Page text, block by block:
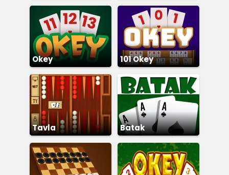
Battı
Okey 101 Okey
Tavla Batak